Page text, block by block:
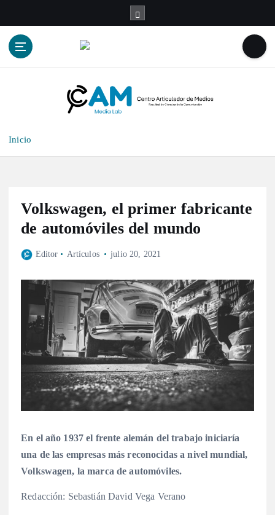
Inicio
Volkswagen, el primer fabricante
de automóviles del mundo
Editor Artículos julio 20, 2021
En el año 1937 el frente alemán del trabajo iniciaría
una de las empresas más reconocidas a nivel mundial,
Volkswagen, la marca de automóviles.
Redacción: Sebastián David Vega Verano